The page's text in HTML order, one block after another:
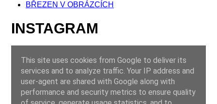
BŘEZEN V OBRÁZCÍCH
INSTAGRAM